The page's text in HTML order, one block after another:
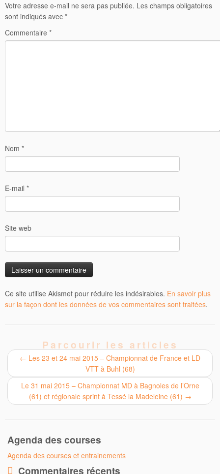
Votre adresse e-mail ne sera pas publiée. Les champs obligatoires
sont indiqués avec *
Commentaire *
Nom *
E-mail *
Site web
Ce site utilise Akismet pour réduire les indésirables. En savoir plus
sur la façon dont les données de vos commentaires sont traitées.
Parcourir les articles
← Les 23 et 24 mai 2015 – Championnat de France et LD
VTT à Buhl (68)
Le 31 mai 2015 – Championnat MD à Bagnoles de l’Orne
(61) et régionale sprint à Tessé la Madeleine (61) →
Agenda des courses
Agenda des courses et entrainements
Commentaires récents